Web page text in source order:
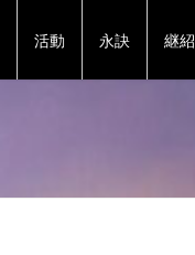
活動 永訣 継紹